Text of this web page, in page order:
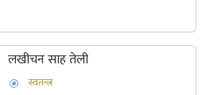
लखीचन साह तेली
स्वतन्त्र